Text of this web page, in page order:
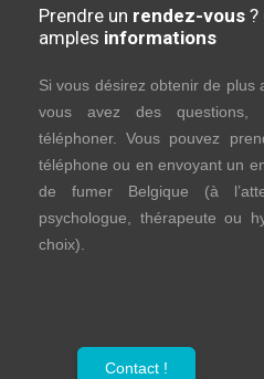
Prendre un rendez-vous ?
amples informations
Si vous désirez obtenir de plus
vous avez des questions,
téléphoner. Vous pouvez
téléphone ou en envoyant un
de fumer Belgique (à
psychologue, thérapeute ou
choix).
Contact !